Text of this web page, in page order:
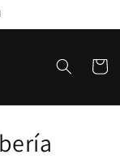
Carrito